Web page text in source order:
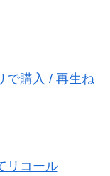
で購入 / 再生ね
リコール